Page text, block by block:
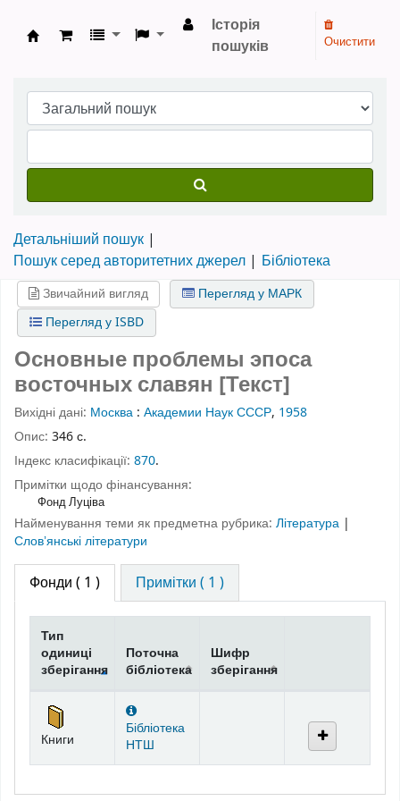
Бібліотека НТШ › Електронний каталог
Історія
пошуків
Очистити
Детальніший пошук
Пошук серед авторитетних джерел
Бібліотека
Звичайний вигляд
Перегляд у МАРК
Перегляд у ISBD
Основные проблемы эпоса
восточных славян [Текст]
Вихідні дані: Москва : Академии Наук СССР, 1958
Опис: 346 с.
Індекс класифікації: 870.
Примітки щодо фінансування:
Фонд Луціва
Найменування теми як предметна рубрика: Література |
Словʼянські літератури
Фонди ( 1 ) Примітки ( 1 )
Фонди
Тип
одиниці
зберігання
Поточна
бібліотека
Шифр
зберігання
Книги
Бібліотека
НТШ